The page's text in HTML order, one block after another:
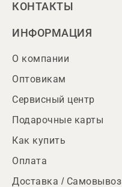
КОНТАКТЫ
ИНФОРМАЦИЯ
О компании
Оптовикам
Сервисный центр
Подарочные карты
Как купить
Оплата
Доставка / Самовывоз